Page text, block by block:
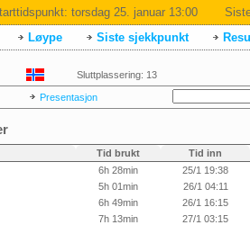
torsdag 25. januar 13:00
Løype Siste sjekkpunkt
Sluttplassering: 13
Presentasjon
Tid brukt
Tid inn
6h 28min
25/1 19:38
5h 01min
26/1 04:11
6h 49min
26/1 16:15
7h 13min
27/1 03:15